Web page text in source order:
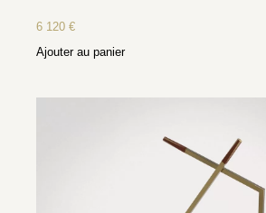
6 120€
Ajouter au panier